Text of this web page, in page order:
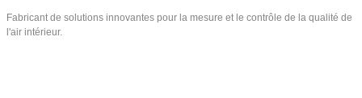
Fabricant de solutions innovantes pour la mesure et le contrôle de la qualité de
l'air intérieur.